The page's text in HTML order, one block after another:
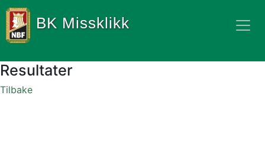
BK Missklikk
Resultater
Tilbake